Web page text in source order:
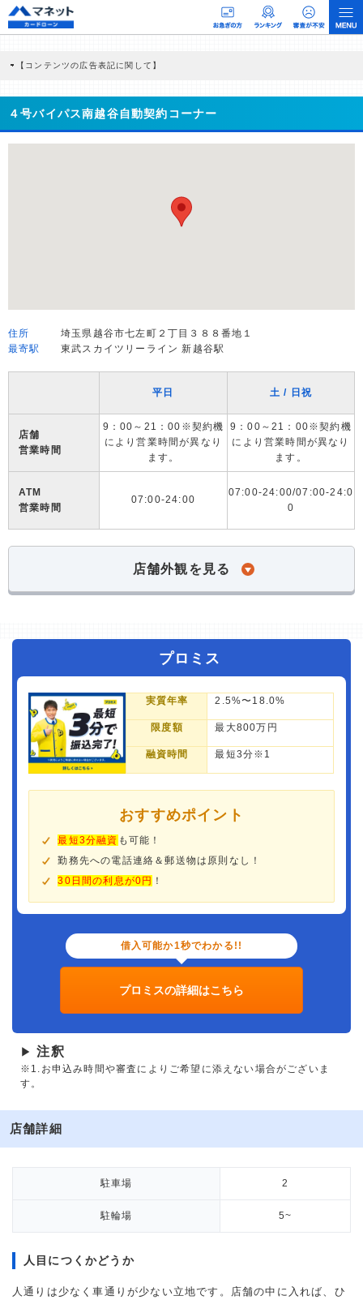
【コンテンツの広告表記に関して】
商品を根拠なくPRするものではなく、当編集部の調査／ユーザーへの口コミ収集な
どに基づき、公平性を担保した情報提供を行っています。
>提携企業一覧
４号バイパス南越谷自動契約コーナー
住所
埼玉県越谷市七左町２丁目３８８番地１
最寄駅
東武スカイツリーライン 新越谷駅
平日 土 / 日祝
店舗
営業時間
9：00～21：00※契約機
により営業時間が異なり
ます。
9：00～21：00※契約機
により営業時間が異なり
ます。
ATM
営業時間
07:00-24:00
07:00-24:00/07:00-24:0
0
店舗外観を見る
プロミス
実質年率 2.5%〜18.0%
限度額 最大800万円
融資時間 最短3分※1
おすすめポイント
最短3分融資 も可能！
勤務先への電話連絡＆郵送物は原則なし！
30日間の利息が0円 ！
借入可能か1秒でわかる!!
プロミスの詳細はこちら
▶ 注釈
※1.お申込み時間や審査によりご希望に添えない場合がございま
す。
店舗詳細
駐車場 2
駐輪場 5~
人目につくかどうか
人通りは少なく車通りが少ない立地です。店舗の中に入れば、ひ